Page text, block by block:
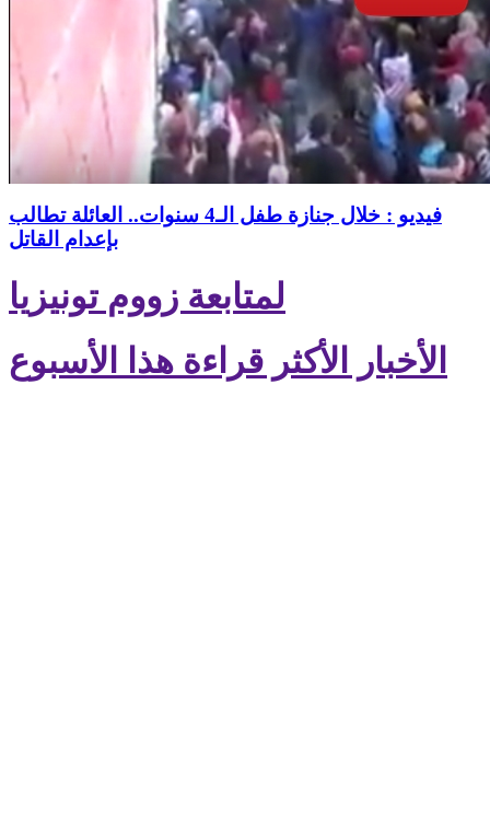
فيديو : خلال جنازة طفل الـ4 سنوات.. العائلة تطالب
بإعدام القاتل
لمتابعة زووم تونيزيا
الأخبار الأكثر قراءة هذا الأسبوع